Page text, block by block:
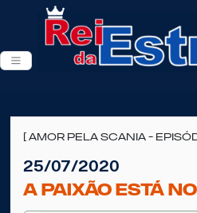
[ Amor pela Scania -
25/07/2020
A paixão está